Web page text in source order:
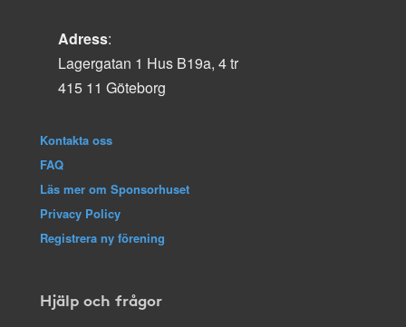
Adress:
Lagergatan 1 Hus B19a, 4 tr
415 11 Göteborg
Kontakta oss
FAQ
Läs mer om Sponsorhuset
Privacy Policy
Registrera ny förening
Hjälp och frågor